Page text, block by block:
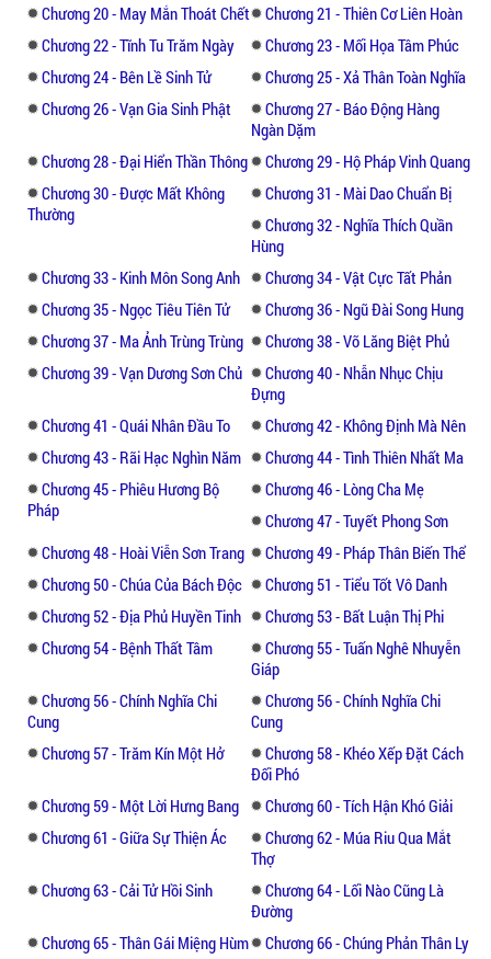
Chương 20 - May Mắn Thoát Chết
Chương 21 - Thiên Cơ Liên Hoàn
Chương 22 - Tĩnh Tu Trăm Ngày
Chương 23 - Mối Họa Tâm Phúc
Chương 24 - Bên Lề Sinh Tử
Chương 25 - Xả Thân Toàn Nghĩa
Chương 26 - Vạn Gia Sinh Phật
Chương 27 - Báo Động Hàng
Ngàn Dặm
Chương 28 - Đại Hiển Thần Thông
Chương 29 - Hộ Pháp Vinh Quang
Chương 30 - Được Mất Không
Thường
Chương 31 - Mài Dao Chuẩn Bị
Chương 32 - Nghĩa Thích Quần
Hùng
Chương 33 - Kinh Môn Song Anh
Chương 34 - Vật Cực Tất Phản
Chương 35 - Ngọc Tiêu Tiên Tử
Chương 36 - Ngũ Đài Song Hung
Chương 37 - Ma Ảnh Trùng Trùng
Chương 38 - Võ Lăng Biệt Phủ
Chương 39 - Vạn Dương Sơn Chủ
Chương 40 - Nhẫn Nhục Chịu
Đựng
Chương 41 - Quái Nhân Đầu To
Chương 42 - Không Định Mà Nên
Chương 43 - Rãi Hạc Nghìn Năm
Chương 44 - Tình Thiên Nhất Ma
Chương 45 - Phiêu Hương Bộ
Pháp
Chương 46 - Lòng Cha Mẹ
Chương 47 - Tuyết Phong Sơn
Chương 48 - Hoài Viễn Sơn Trang
Chương 49 - Pháp Thân Biến Thể
Chương 50 - Chúa Của Bách Độc
Chương 51 - Tiểu Tốt Vô Danh
Chương 52 - Địa Phủ Huyền Tinh
Chương 53 - Bất Luận Thị Phi
Chương 54 - Bệnh Thất Tâm
Chương 55 - Tuấn Nghê Nhuyễn
Giáp
Chương 56 - Chính Nghĩa Chi
Cung
Chương 56 - Chính Nghĩa Chi
Cung
Chương 57 - Trăm Kín Một Hở
Chương 58 - Khéo Xếp Đặt Cách
Đối Phó
Chương 59 - Một Lời Hưng Bang
Chương 60 - Tích Hận Khó Giải
Chương 61 - Giữa Sự Thiện Ác
Chương 62 - Múa Riu Qua Mắt
Thợ
Chương 63 - Cải Tử Hồi Sinh
Chương 64 - Lối Nào Cũng Là
Đường
Chương 65 - Thân Gái Miệng Hùm
Chương 66 - Chúng Phản Thân Ly